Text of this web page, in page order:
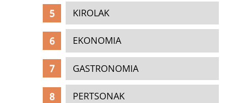
KIROLAK
EKONOMIA
GASTRONOMIA
PERTSONAK